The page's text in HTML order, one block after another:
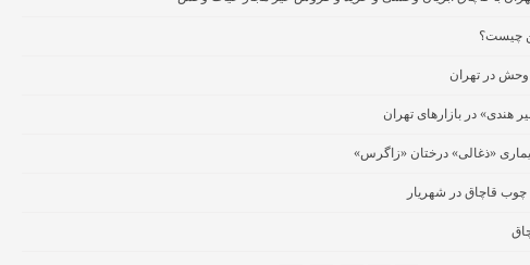
چیست؟
در تهران
هندی» در بازارهای تهران
«ذغالی» درختان «زاگرس»